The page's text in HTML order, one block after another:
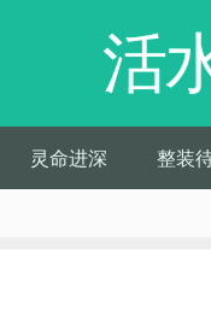
活
灵命进深 整装